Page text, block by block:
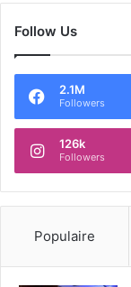
Follow Us
2.1M
Followers
126k
Followers
Populaire